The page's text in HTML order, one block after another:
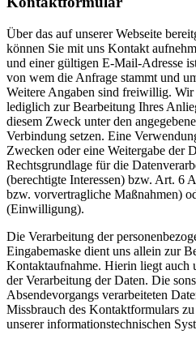
Über das auf unserer Webseite
können Sie mit uns Kontakt
und einer gültigen E-Mail-Adresse
von wem die Anfrage stammt und
Weitere Angaben sind freiwillig. Wir
lediglich zur Bearbeitung Ihres
diesem Zweck unter den
Verbindung setzen. Eine
Zwecken oder eine Weitergabe der
Rechtsgrundlage für die
(berechtigte Interessen) bzw. Art. 6
bzw. vorvertragliche Maßnahmen)
(Einwilligung).
Die Verarbeitung der
Eingabemaske dient uns allein zur
Kontaktaufnahme. Hierin liegt auch
der Verarbeitung der Daten. Die
Absendevorgangs verarbeiteten
Missbrauch des Kontaktformulars
unserer informationstechnischen